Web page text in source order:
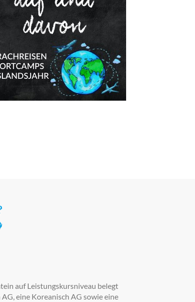
auf Leistungskursniveau belegt
eine Koreanisch AG sowie eine